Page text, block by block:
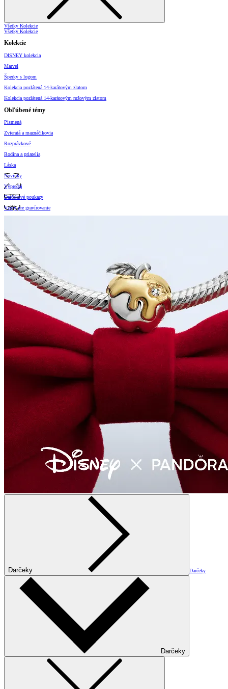
Všetky Kolekcie
Všetky Kolekcie
Kolekcie
DISNEY kolekcia
Marvel
Šperky s logom
Kolekcia pozlátená 14-karátovým zlatom
Kolekcia pozlátená 14-karátovým ružovým zlatom
Obľúbené témy
Písmená
Zvieratá a maznáčikovia
Rozprávkové
Rodina a priatelia
Láska
Novinky
Výpredaj
Darčekové poukazy
Vzory pre gravírovanie
Darčeky Darčeky
Darčeky